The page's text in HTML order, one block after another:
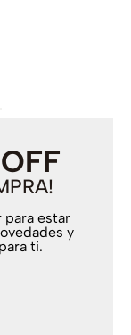
para estar
y
ti.